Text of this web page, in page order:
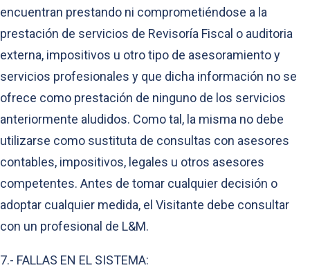
encuentran prestando ni comprometiéndose a la
prestación de servicios de Revisoría Fiscal o auditoria
externa, impositivos u otro tipo de asesoramiento y
servicios profesionales y que dicha información no se
ofrece como prestación de ninguno de los servicios
anteriormente aludidos. Como tal, la misma no debe
utilizarse como sustituta de consultas con asesores
contables, impositivos, legales u otros asesores
competentes. Antes de tomar cualquier decisión o
adoptar cualquier medida, el Visitante debe consultar
con un profesional de L&M.
7.- FALLAS EN EL SISTEMA: